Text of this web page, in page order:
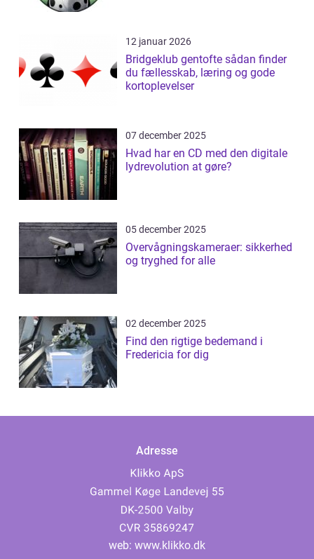
12 januar 2026
Bridgeklub gentofte sådan finder
du fællesskab, læring og gode
kortoplevelser
07 december 2025
Hvad har en CD med den digitale
lydrevolution at gøre?
05 december 2025
Overvågningskameraer: sikkerhed
og tryghed for alle
02 december 2025
Find den rigtige bedemand i
Fredericia for dig
Adresse
web: www.klikko.dk